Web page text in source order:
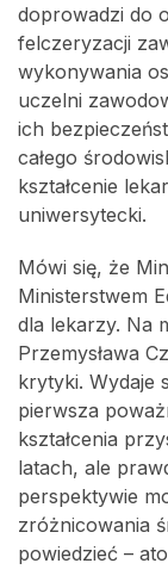
doprowadzi do
felczeryzacji
wykonywania
uczelni
ich
całego
kształcenie
uniwersytecki.
Mówi się, że
Ministerstwem
dla lekarzy. Na
Przemysława
krytyki. Wydaje
pierwsza
kształcenia
latach, ale
perspektywie
zróżnicowania
powiedzieć –